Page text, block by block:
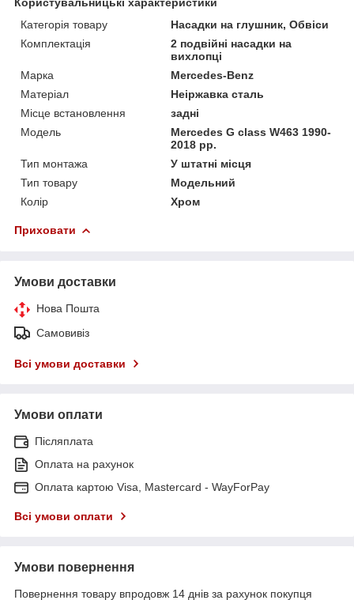
Категорія товару
Насадки на глушник, Обвіси
Комплектація
2 подвійні насадки на
вихлопці
Марка
Mercedes-Benz
Матеріал
Неіржавка сталь
Місце встановлення
задні
Мoдель
Mercedes G сlass W463 1990-
2018 рр.
Тип монтажа
У штатні місця
Тип товару
Модельний
Колір
Хром
Приховати
Умови доставки
Нова Пошта
Самовивіз
Всі умови доставки
Умови оплати
Післяплата
Оплата на рахунок
Оплата картою Visa, Mastercard - WayForPay
Всі умови оплати
Умови повернення
Повернення товару впродовж 14 днів за рахунок покупця